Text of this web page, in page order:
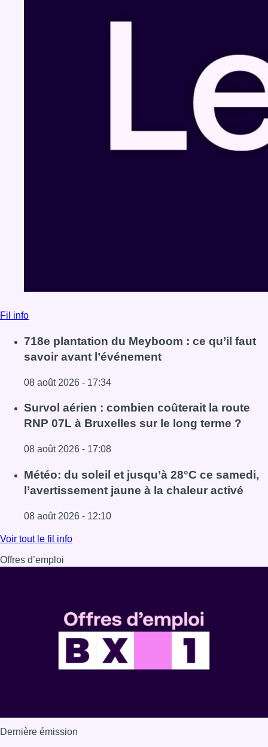
Fil info
718e plantation du Meyboom : ce qu’il faut
savoir avant l’événement
08 août 2026 - 17:34
Lire l'article 718e plantation du Meyboom : ce qu’il faut
Survol aérien : combien coûterait la route
RNP 07L à Bruxelles sur le long terme ?
08 août 2026 - 17:08
Lire l'article Survol aérien : combien coûterait la route
Météo: du soleil et jusqu’à 28°C ce samedi,
l’avertissement jaune à la chaleur activé
08 août 2026 - 12:10
Lire l'article Météo: du soleil et jusqu’à 28°C ce samedi,
Voir tout le fil info
Offres d’emploi
Dernière émission